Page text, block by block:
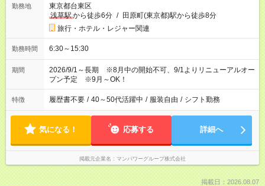
勤務地
東京都台東区
浅草駅から徒歩6分 / 田原町(東京都)駅から徒歩8分
旅行・ホテル・レジャー関連
勤務時間 6:30～15:30
期間
2026/9/1～長期 ※8月中の開始不可、9/1よりリニューアルオー
プン予定 ※9月～OK！
特徴 履歴書不要 / 40～50代活躍中 / 服装自由 / シフト勤務
気になる！ 応募する 詳細へ
掲載元企業名 マンパワーグループ株式会社
掲載日：2026.08.07